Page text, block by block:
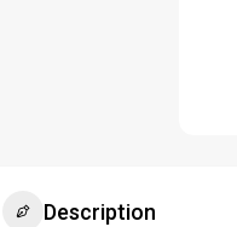
Description